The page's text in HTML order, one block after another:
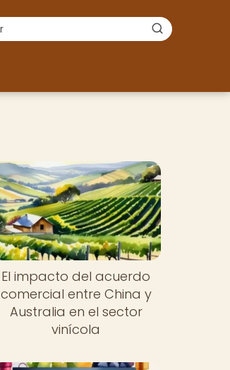
El impacto del acuerdo
comercial entre China y
Australia en el sector
vinícola